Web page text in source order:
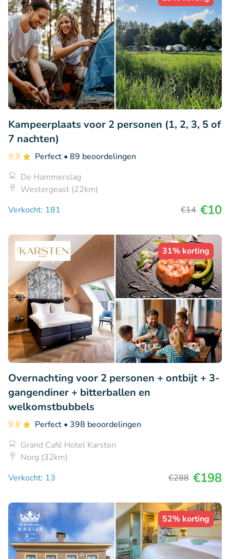
Kampeerplaats voor 2 personen (1, 2, 3, 5 of
7 nachten)
9.9 Perfect • 89 beoordelingen
De Hammerslag
Westergeast (22km)
Verkocht: 181
€14 €10
31% korting
Overnachting voor 2 personen + ontbijt + 3-
gangendiner + bitterballen en
welkomstbubbels
9.8 Perfect • 398 beoordelingen
Grand Café Hotel Karsten
Norg (32km)
Verkocht: 13
€288 €198
52% korting